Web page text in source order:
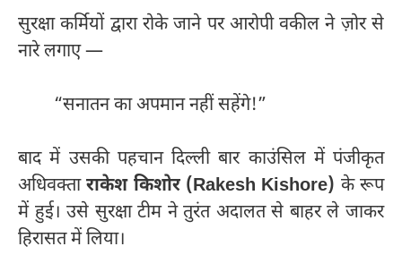
सुरक्षा कर्मियों द्वारा रोके जाने पर आरोपी वकील ने ज़ोर से
नारे लगाए —
“सनातन का अपमान नहीं सहेंगे!”
बाद में उसकी पहचान दिल्ली बार काउंसिल में पंजीकृत
अधिवक्ताराकेश किशोर (Rakesh Kishore) के रूप
में हुई। उसे सुरक्षा टीम ने तुरंत अदालत से बाहर ले जाकर
हिरासत में लिया।